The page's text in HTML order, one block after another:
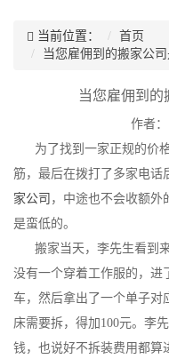
当前位置：
首页
当您雇佣到的搬家公司
当您雇佣到的
作者：
为了找到一家正规的价格
筋，最后在拨打了多家电话
家公司 ，中途也不会收额外
是蛮低的。
搬家当天，李先生看到来
没有一个穿着工作服的，进
车，然后拿出了一个单子对
床需要拆，得加100元。李
钱，也说好不拆装费用都算